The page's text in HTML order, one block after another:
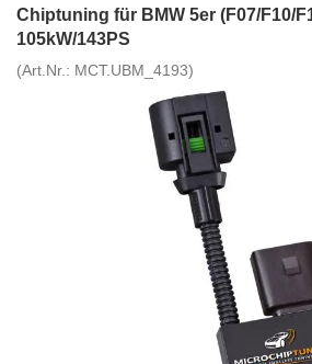
Chiptuning für BMW 5er (F07/F10/
105kW/143PS
(Art.Nr.: MCT.UBM_4193)